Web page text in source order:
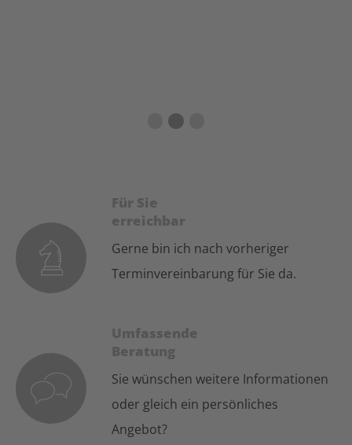
First slide details.
Second slide details.
Für Sie
erreichbar
Gerne bin ich nach vorheriger
Terminvereinbarung für Sie da.
Umfassende
Beratung
Sie wünschen weitere Informationen
oder gleich ein persönliches
Angebot?